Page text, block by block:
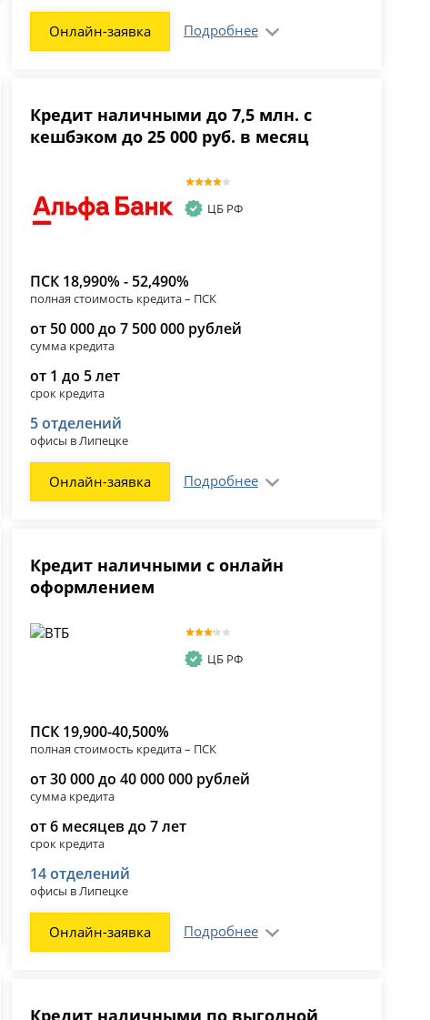
Онлайн-заявка Подробнее
Кредит наличными до 7,5 млн. с
кешбэком до 25 000 руб. в месяц
ЦБ РФ
ПСК 18,990% - 52,490%
полная стоимость кредита – ПСК
от 50 000 до 7 500 000 рублей
сумма кредита
от 1 до 5 лет
срок кредита
5 отделений
офисы в Липецке
Онлайн-заявка Подробнее
Кредит наличными с онлайн
оформлением
ЦБ РФ
ПСК 19,900-40,500%
полная стоимость кредита – ПСК
от 30 000 до 40 000 000 рублей
сумма кредита
от 6 месяцев до 7 лет
срок кредита
14 отделений
офисы в Липецке
Онлайн-заявка Подробнее
Кредит наличными по выгодной